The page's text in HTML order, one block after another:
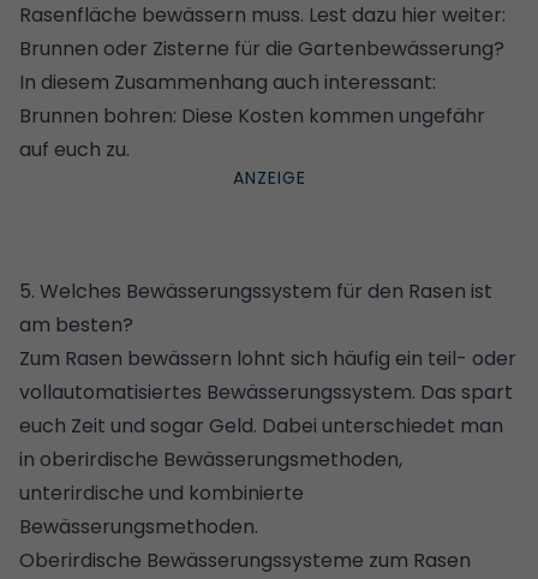
Rasenfläche bewässern muss. Lest dazu hier weiter:
Brunnen oder Zisterne für die Gartenbewässerung?
In diesem Zusammenhang auch interessant:
Brunnen bohren: Diese Kosten kommen ungefähr
auf euch zu.
5. Welches Bewässerungssystem für den Rasen ist
am besten?
Zum Rasen bewässern lohnt sich häufig ein teil- oder
vollautomatisiertes Bewässerungssystem. Das spart
euch Zeit und sogar Geld. Dabei unterschiedet man
in oberirdische Bewässerungsmethoden,
unterirdische und kombinierte
Bewässerungsmethoden.
Oberirdische Bewässerungssysteme zum Rasen